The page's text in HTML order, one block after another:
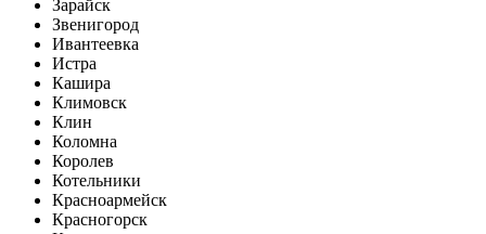
Зарайск
Звенигород
Ивантеевка
Истра
Кашира
Климовск
Клин
Коломна
Королев
Котельники
Красноармейск
Красногорск